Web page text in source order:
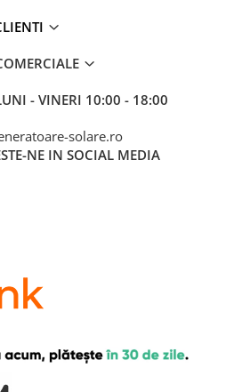
- VINERI 10:00 - 18:00
solare.ro
NE IN SOCIAL MEDIA